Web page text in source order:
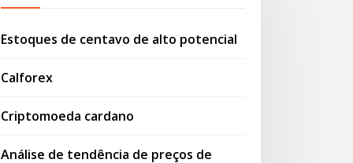
Estoques de centavo de alto potencial
Calforex
Criptomoeda cardano
Análise de tendência de preços de